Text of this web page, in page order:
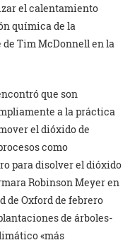
el calentamiento
química de la
Tim McDonnell en la
que son
a la práctica
el dióxido de
como
para disolver el dióxido
Robinson Meyer en
de Oxford de febrero
de árboles-
«más